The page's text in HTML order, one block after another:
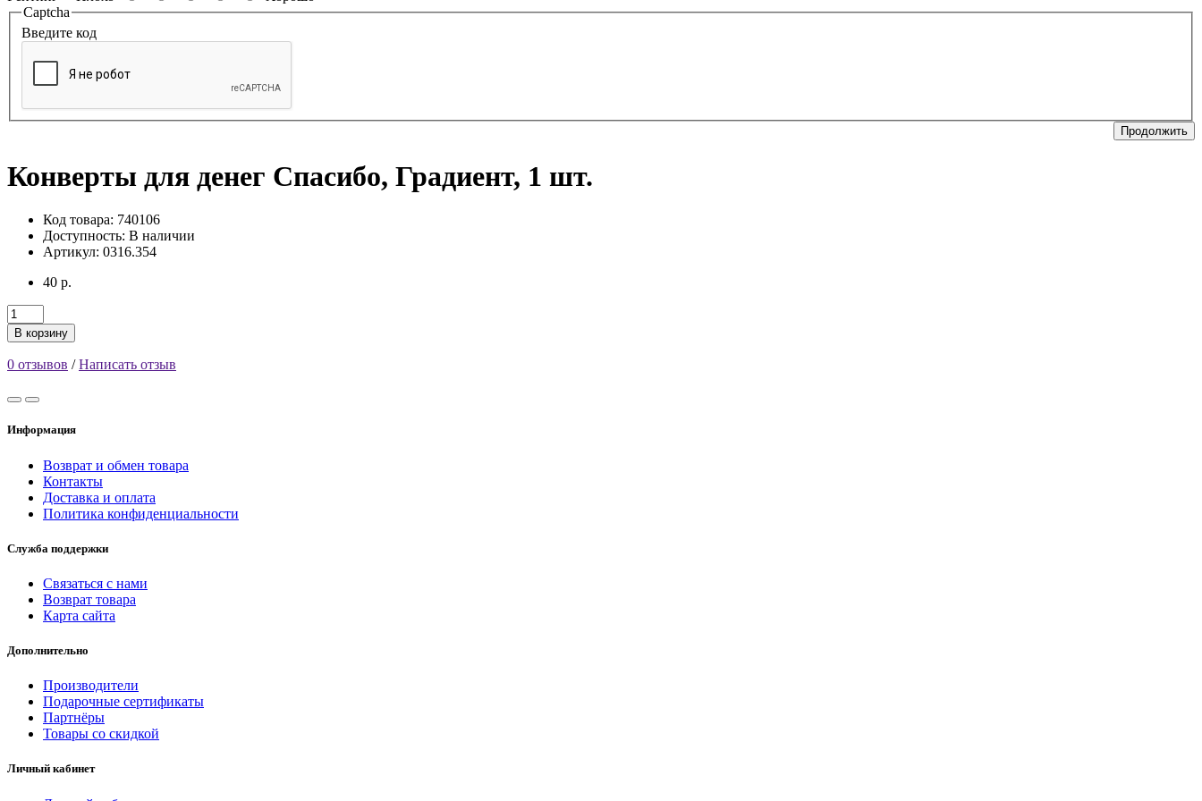
Captcha
Введите код
Продолжить
Конверты для денег Спасибо, Градиент, 1 шт.
Код товара: 740106
Доступность: В наличии
Артикул: 0316.354
40 р.
В корзину
0 отзывов /Написать отзыв
Информация
Возврат и обмен товара
Контакты
Доставка и оплата
Политика конфиденциальности
Служба поддержки
Связаться с нами
Возврат товара
Карта сайта
Дополнительно
Производители
Подарочные сертификаты
Партнёры
Товары со скидкой
Личный кабинет